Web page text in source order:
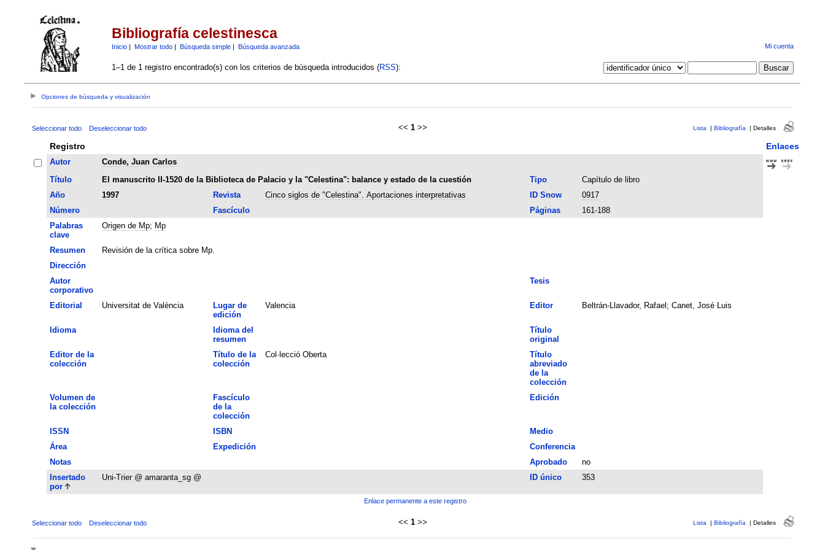
Bibliografía celestinesca
Inicio| Mostrar todo| Búsqueda simple| Búsqueda avanzada Mi cuenta
1–1 de 1 registro encontrado(s) con los criterios de búsqueda introducidos (RSS):
Opciones de búsqueda y visualización
Seleccionar todo Deseleccionar todo << 1 >> Lista | Bibliografía | Detalles
Registro Enlaces
Autor
Conde, Juan Carlos
Título
El manuscrito II-1520 de la Biblioteca de Palacio y la "Celestina": balance y estado de la cuestión Tipo
Capítulo de libro
Año
1997 Revista Cinco siglos de "Celestina". Aportaciones interpretativas ID Snow
0917
Número
Fascículo Páginas
161-188
Palabras
clave
Origen de Mp; Mp
Resumen
Revisión de la crítica sobre Mp.
Dirección
Autor
corporativo
Tesis
Editorial Universitat de València
Lugar de
edición
Valencia Editor Beltrán-Llavador, Rafael; Canet, José Luis
Idioma
Idioma del
resumen
Título
original
Editor de la
colección
Título de la
colección
Col·lecció Oberta
Título
abreviado
de la
colección
Volumen de
la colección
Fascículo
de la
colección
Edición
ISSN ISBN
Medio
Área
Expedición
Conferencia
Notas
Aprobado
no
Insertado
por
Uni-Trier @ amaranta_sg @ ID único 353
Enlace permanente a este registro
Seleccionar todo Deseleccionar todo << 1 >> Lista | Bibliografía | Detalles